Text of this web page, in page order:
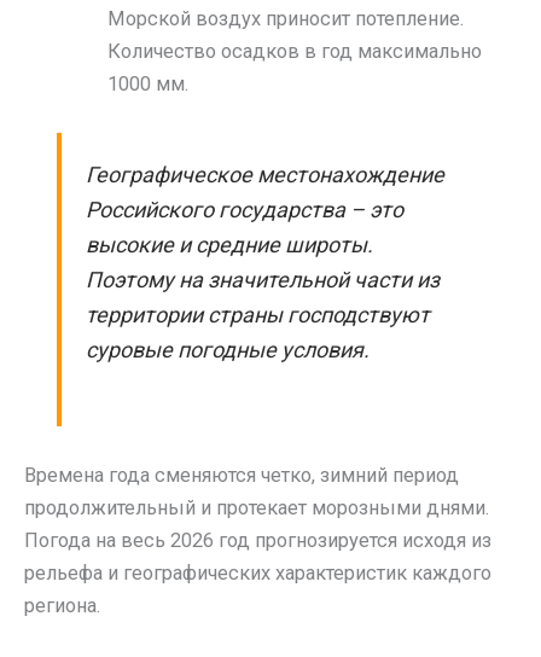
Морской воздух приносит потепление.
Количество осадков в год максимально
1000 мм.
Географическое местонахождение
Российского государства – это
высокие и средние широты.
Поэтому на значительной части из
территории страны господствуют
суровые погодные условия.
Времена года сменяются четко, зимний период
продолжительный и протекает морозными днями.
Погода на весь 2026 год прогнозируется исходя из
рельефа и географических характеристик каждого
региона.